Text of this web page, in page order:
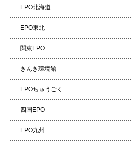
EPO北海道
EPO東北
関東EPO
きんき環境館
EPOちゅうごく
四国EPO
EPO九州